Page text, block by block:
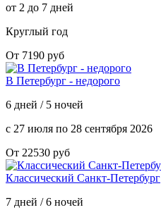
от 2 до 7 дней
Круглый год
От 7190 руб
В Петербург - недорого
6 дней / 5 ночей
с 27 июля по 28 сентября 2026
От 22530 руб
Классический Санкт-Петербург
7 дней / 6 ночей